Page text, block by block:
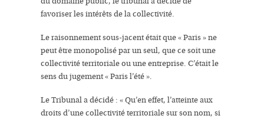
favoriser les intérêts de la collectivité.
Le raisonnement sous-jacent était que « Paris » ne
peut être monopolisé par un seul, que ce soit une
collectivité territoriale ou une entreprise. C’était le
sens du jugement « Paris l’été ».
Le Tribunal a décidé : « Qu’en effet, l’atteinte aux
droits d’une collectivité territoriale sur son nom, si